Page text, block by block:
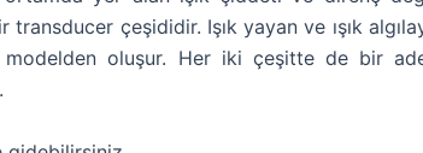
çeşididir. Işık yayan ve ışık
oluşur. Her iki çeşitte de bir